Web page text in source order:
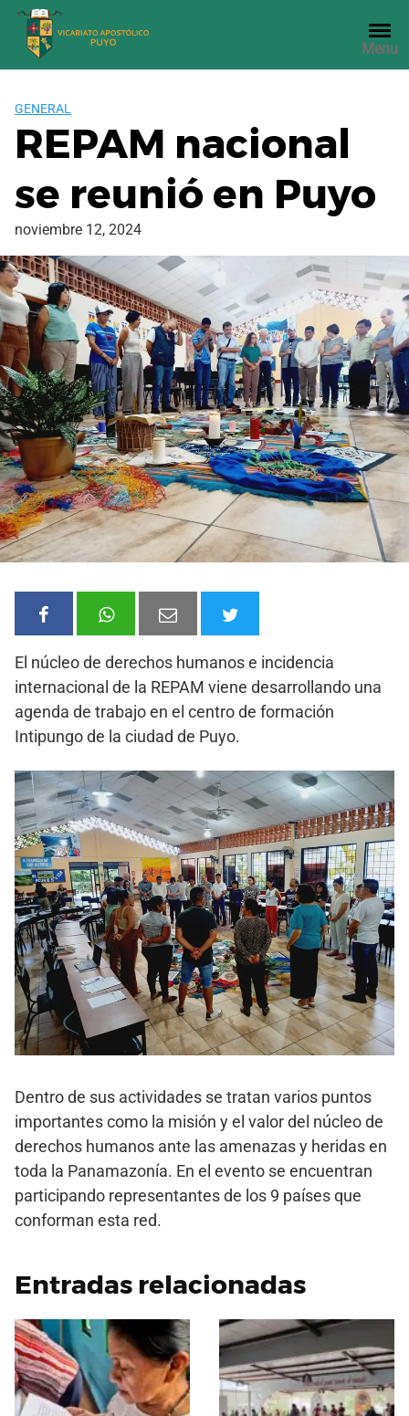
Saltar
contenido
Menu
GENERAL
REPAM nacional
se reunió en Puyo
noviembre 12, 2024
El núcleo de derechos humanos e incidencia
internacional de la REPAM viene desarrollando una
agenda de trabajo en el centro de formación
Intipungo de la ciudad de Puyo.
Dentro de sus actividades se tratan varios puntos
importantes como la misión y el valor del núcleo de
derechos humanos ante las amenazas y heridas en
toda la Panamazonía. En el evento se encuentran
participando representantes de los 9 países que
conforman esta red.
Entradas relacionadas